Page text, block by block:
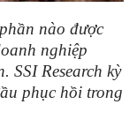
nào được
nghiệp
SSI Research kỳ
phục hồi trong